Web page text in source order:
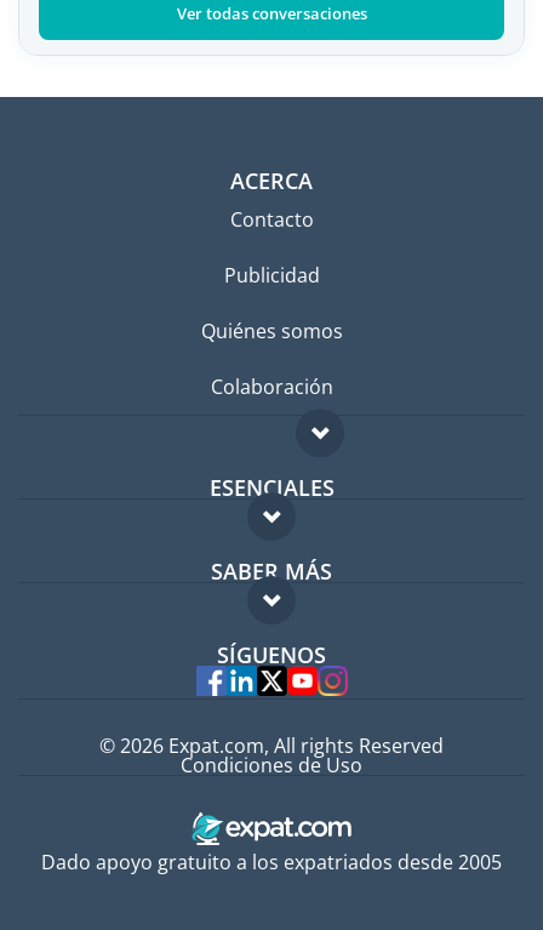
Ver todas conversaciones
ACERCA
Contacto
Publicidad
Quiénes somos
Colaboración
ESENCIALES
Foro para expatriados
Guía para expatriados
Trabajos en el extranjero
SABER MÁS
FAQ
Expertos
SÍGUENOS
Dado apoyo gratuito a los expatriados desde 2005
© 2026 Expat.com, All rights Reserved
Condiciones de Uso